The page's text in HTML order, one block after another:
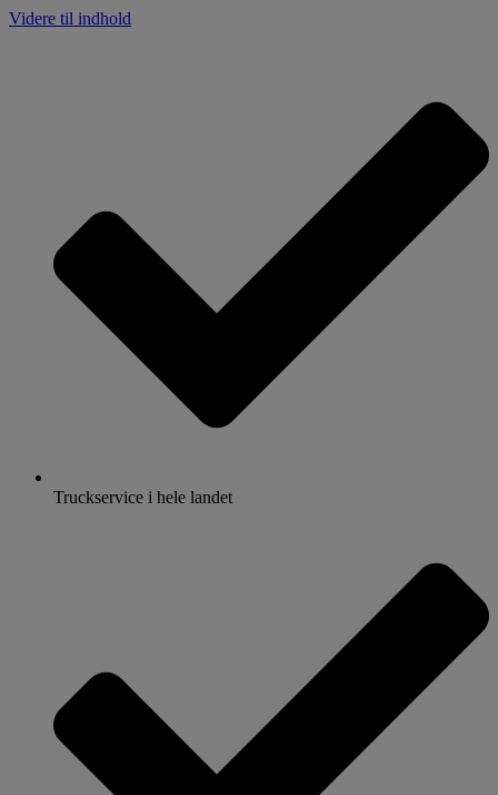
Videre til indhold
Truckservice i hele landet